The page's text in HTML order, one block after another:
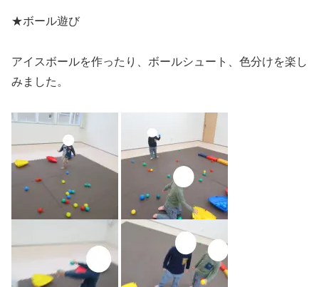
★ボール遊び
アイスボールを作ったり、ボールシュート、色分けを楽し
みました。